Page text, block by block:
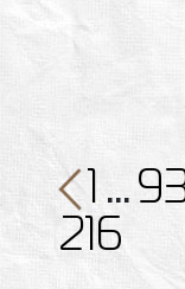
…
216